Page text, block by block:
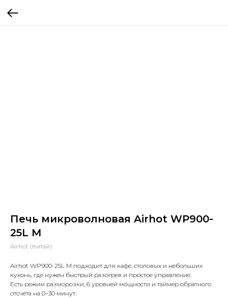
Печь микроволновая Airhot WP900-
25L M
Airhot (Китай)
Airhot WP900-25L M подходит для кафе, столовых и небольших
кухонь, где нужен быстрый разогрев и простое управление.
Есть режим разморозки, 6 уровней мощности и таймер обратного
отсчёта на 0–30 минут.